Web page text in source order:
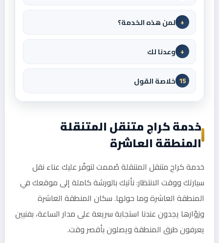
+ لمن هذه الخدمة؟
+ وعدنا لك
15 خلاصة القول
خدمة كراج متنقل المتنقلة
المنطقة العاشرة
خدمة كراج متنقل المتنقلة صُممت لتوفّر عليك عناء نقل
سيارتك ووقت الانتظار: نأتيك بالورشة كاملة إلى موقعك في
المنطقة العاشرة وما حولها. سكان المنطقة العاشرة
وزوّارها يجدون عندنا استجابة سريعة على مدار الساعة، بفنيين
يعرفون طرق المنطقة ويصلون بأقصر وقت.